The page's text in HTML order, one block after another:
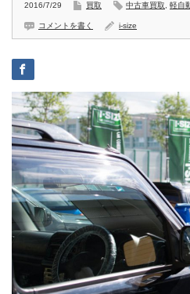
2016/7/29 買取 中古車買取 軽自
コメントを書く i-size